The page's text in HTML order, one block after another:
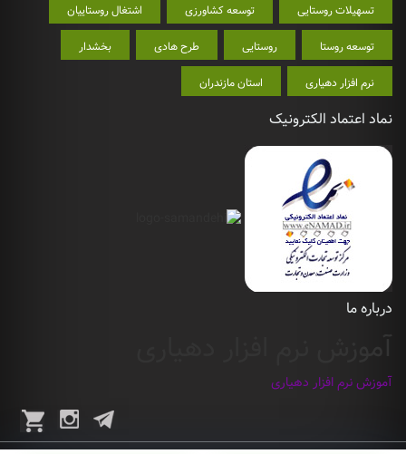
تسهیلات روستایی توسعه کشاورزی اشتغال روستاییان
توسعه روستا روستایی طرح هادی بخشدار
نرم افزار دهیاری استان مازندران
نماد اعتماد الکترونیک
درباره ما
آموزش نرم افزار دهیاری